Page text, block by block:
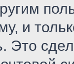
и
Это